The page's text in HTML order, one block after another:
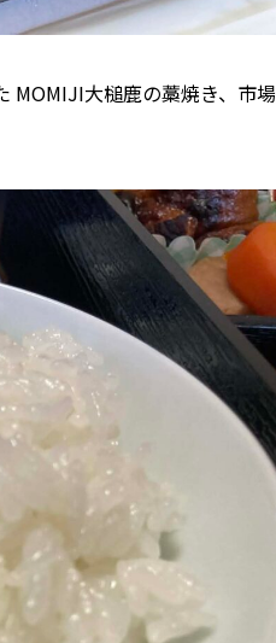
MOMIJI大槌鹿の藁焼き、市場